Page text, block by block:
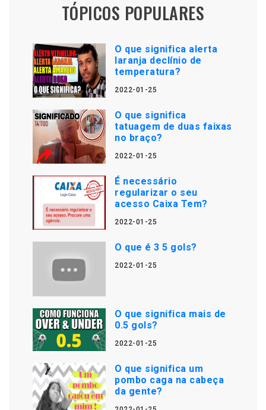
TÓPICOS POPULARES
O que significa alerta
laranja declínio de
temperatura?
2022-01-25
O que significa
tatuagem de duas faixas
no braço?
2022-01-25
É necessário
regularizar o seu
acesso Caixa Tem?
2022-01-25
O que é 3 5 gols?
2022-01-25
O que significa mais de
0.5 gols?
2022-01-25
O que significa um
pombo caga na cabeça
da gente?